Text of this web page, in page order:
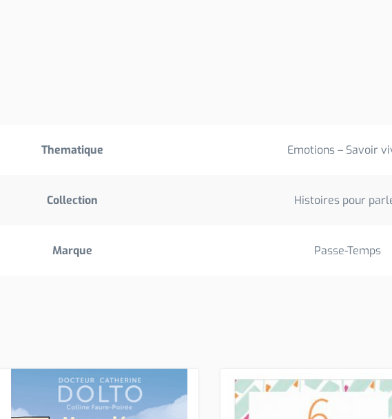
Thematique Emotions – Savoir
Collection Histoires pour
Marque Passe-Temps